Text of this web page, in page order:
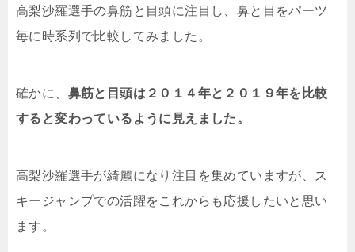
高梨沙羅選手の鼻筋と目頭に注目し、鼻と目をパーツ
毎に時系列で比較してみました。
確かに、 鼻筋と目頭は２０１４年と２０１９年を比較
すると変わっているように見えました。
高梨沙羅選手が綺麗になり注目を集めていますが、ス
キージャンプでの活躍をこれからも応援したいと思い
ます。